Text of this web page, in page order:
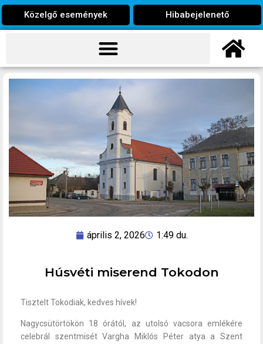
Közelgő események Hibabejelenető
április 2, 2026 1:49 du.
Húsvéti miserend Tokodon
Tisztelt Tokodiak, kedves hívek!
Nagycsütörtökön 18 órától, az utolsó vacsora emlékére
celebrál szentmisét Vargha Miklós Péter atya a Szent